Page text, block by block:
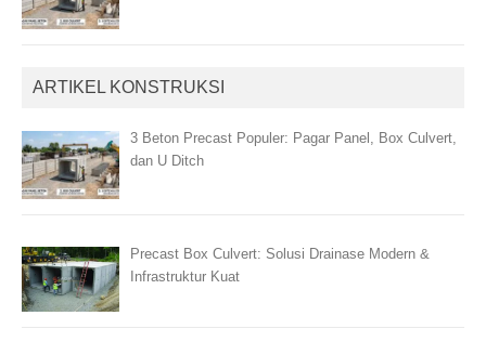
ARTIKEL KONSTRUKSI
3 Beton Precast Populer: Pagar Panel, Box Culvert,
dan U Ditch
Precast Box Culvert: Solusi Drainase Modern &
Infrastruktur Kuat